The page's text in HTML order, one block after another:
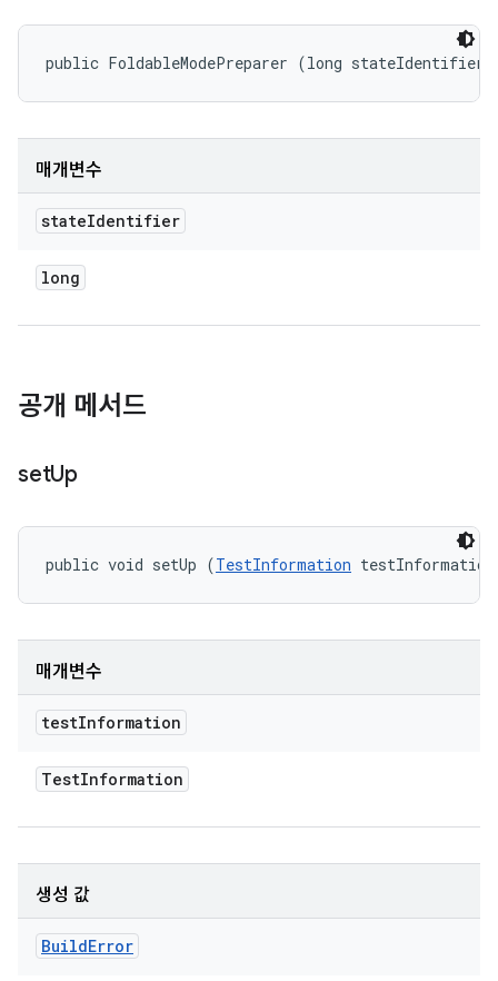
public FoldableModePreparer (long stateIdentifier)
매개변수
stateIdentifier
long
공개 메서드
setUp
public void setUp (TestInformation
매개변수
testInformation
TestInformation
생성 값
BuildError